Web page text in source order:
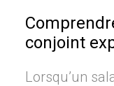
conjoint
Lorsqu’un